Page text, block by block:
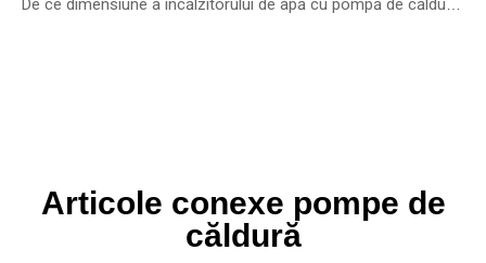
Articole conexe pompe de
căldură